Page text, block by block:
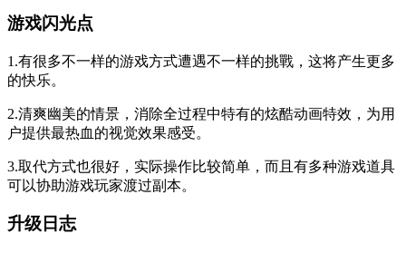
游戏闪光点
1.有很多不一样的游戏方式遭遇不一样的挑戰，这将产生更多
的快乐。
2.清爽幽美的情景，消除全过程中特有的炫酷动画特效，为用
户提供最热血的视觉效果感受。
3.取代方式也很好，实际操作比较简单，而且有多种游戏道具
可以协助游戏玩家渡过副本。
升级日志